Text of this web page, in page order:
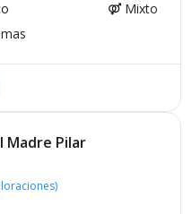
Mixto
Madre Pilar